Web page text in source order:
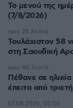
Το μενού της
(7/8/2026)
Τουλάχιστον 58
στη Σαουδική
πριν 25 λεπτά
Πέθανε σε
έπειτα από
πριν 40 λεπτά
07.08.2026, 05:00